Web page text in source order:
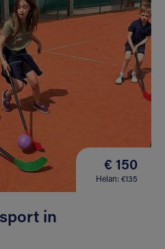
€ 150
Helan: €135
in